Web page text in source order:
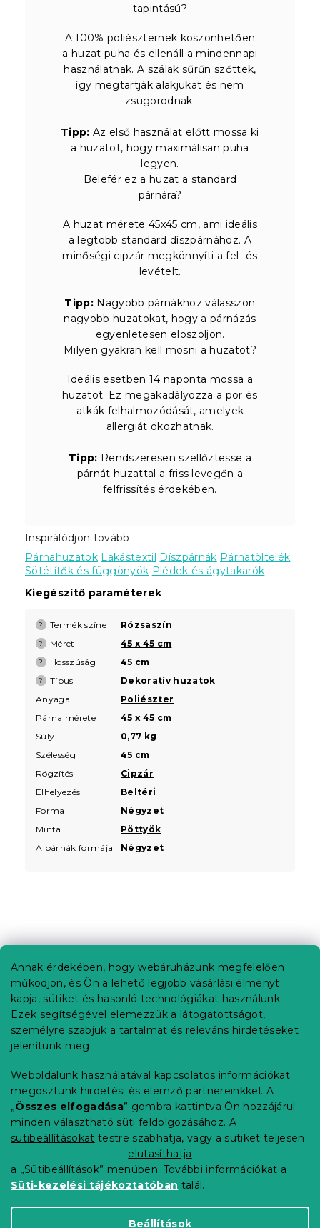
Annak érdekében, hogy webáruházunk megfelelően
működjön, és Ön a lehető legjobb vásárlási élményt
kapja, sütiket és hasonló technológiákat használunk.
Ezek segítségével elemezzük a látogatottságot,
személyre szabjuk a tartalmat és releváns hirdetéseket
jelenítünk meg.
Weboldalunk használatával kapcsolatos információkat
megosztunk hirdetési és elemző partnereinkkel. A
„Összes elfogadása” gombra kattintva Ön hozzájárul
minden választható süti feldolgozásához. A
sütibeállításokat testre szabhatja, vagy a sütiket teljesen
elutasíthatja
a „Sütibeállítások” menüben. További információkat a
Süti-kezelési tájékoztatóban talál.
Beállítások
tapintású?
A 100% poliészternek köszönhetően
a huzat puha és ellenáll a mindennapi
használatnak. A szálak sűrűn szőttek,
így megtartják alakjukat és nem
zsugorodnak.
Tipp: Az első használat előtt mossa ki
a huzatot, hogy maximálisan puha
legyen.
Belefér ez a huzat a standard
párnára?
A huzat mérete 45x45 cm, ami ideális
a legtöbb standard díszpárnához. A
minőségi cipzár megkönnyíti a fel- és
levételt.
Tipp: Nagyobb párnákhoz válasszon
nagyobb huzatokat, hogy a párnázás
egyenletesen eloszoljon.
Milyen gyakran kell mosni a huzatot?
Ideális esetben 14 naponta mossa a
huzatot. Ez megakadályozza a por és
atkák felhalmozódását, amelyek
allergiát okozhatnak.
Tipp: Rendszeresen szellőztesse a
párnát huzattal a friss levegőn a
felfrissítés érdekében.
Inspirálódjon tovább
Párnahuzatok Lakástextil Díszpárnák Párnatöltelék
Sötétítők és függönyök Plédek és ágytakarók
Kiegészítő paraméterek
? Termék színe Rózsaszín
? Méret 45 x 45 cm
? Hosszúság 45 cm
? Típus
Dekoratív huzatok
Anyaga
Poliészter
Párna mérete
45 x 45 cm
Súly
0,77 kg
Szélesség
45 cm
Rögzítés
Cipzár
Elhelyezés
Beltéri
Forma
Négyzet
Minta
Pöttyök
A párnák formája
Négyzet
á
Információ az Ön számára
Rendelés követése
Szállítási lehetőségek
Fizetési lehetőségek
Reklamáció és áruvisszaküldés
Elérhetőség
Általános szerződési feltételek
Adatvédelmi nyilatkozat
Blog
Partnereinknek